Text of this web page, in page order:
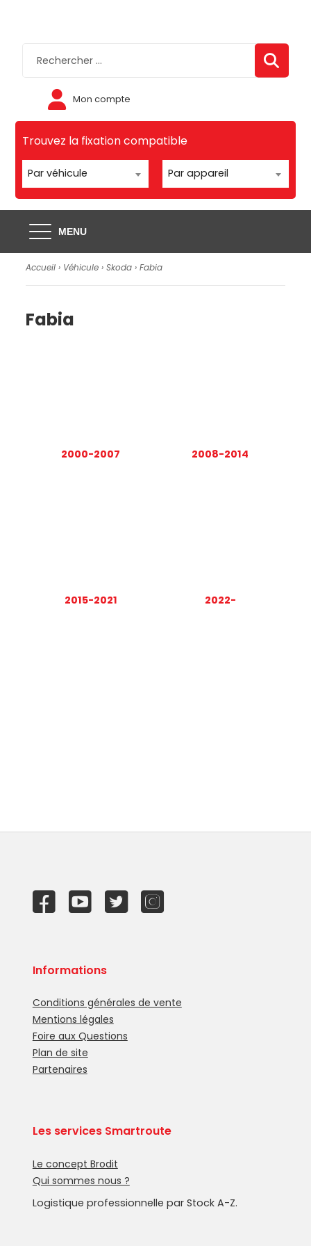
Mon compte
Trouvez la fixation compatible
Par véhicule Par appareil
MENU
Accueil › Véhicule ›Skoda ›Fabia
Fabia
2000-2007 2008-2014
2015-2021 2022-
Informations
Conditions générales de vente
Mentions légales
Foire aux Questions
Plan de site
Partenaires
Les services Smartroute
Le concept Brodit
Qui sommes nous ?
Logistique professionnelle par Stock A-Z.